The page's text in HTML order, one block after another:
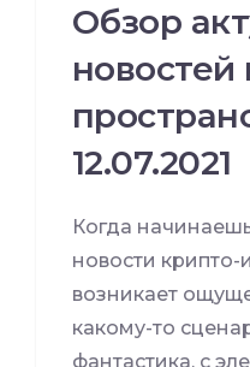
Обзор
новостей
12.07.2021
Когда
новости крипто-
возникает
какому-то
фантастика, с